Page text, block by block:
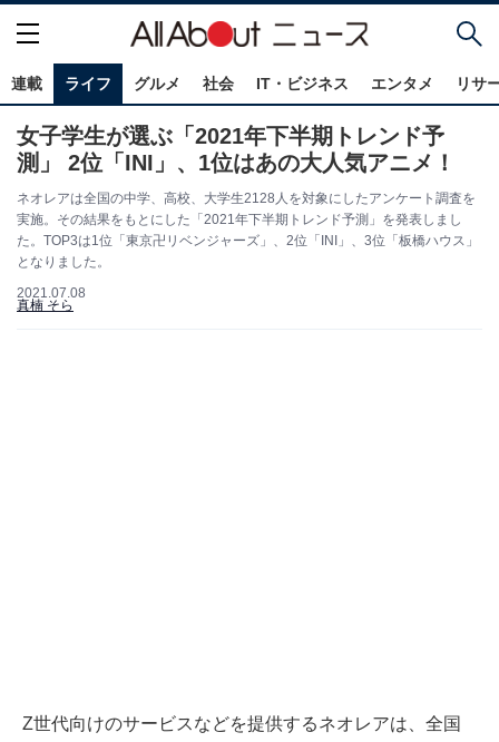
連載 ライフ グルメ 社会 IT・ビジネス エンタメ リサ
女子学生が選ぶ「2021年下半期トレンド予
測」 2位「INI」、1位はあの大人気アニメ！
ネオレアは全国の中学、高校、大学生2128人を対象にしたアンケート調査を
実施。その結果をもとにした「2021年下半期トレンド予測」を発表しまし
た。TOP3は1位「東京卍リベンジャーズ」、2位「INI」、3位「板橋ハウス」
となりました。
2021.07.08
真楠 そら
Z世代向けのサービスなどを提供するネオレアは、全国